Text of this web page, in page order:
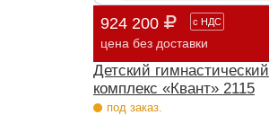
924 200 с НДС
цена без доставки
Детский гимнастический
комплекс «Квант» 2115
под заказ.